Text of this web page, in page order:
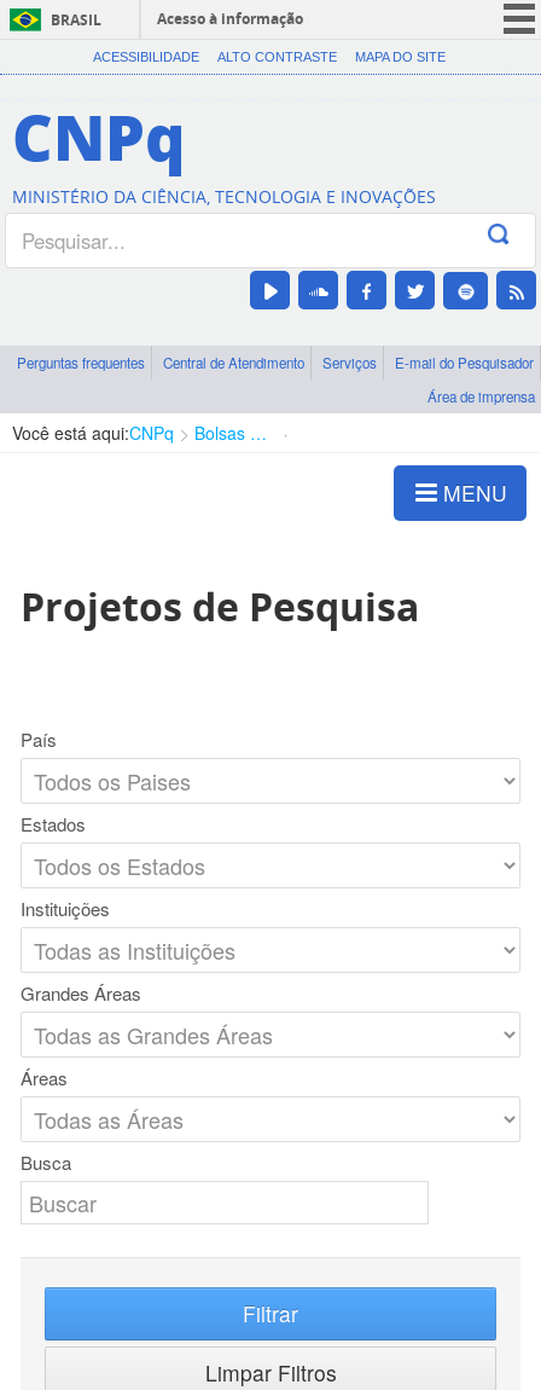
BRASIL
Acesso à informação
CORONAVÍRUS (COVID-19)
Canais
ACESSIBILIDADE ALTO CONTRASTE MAPA DO SITE
CNPq
MINISTÉRIO DA CIÊNCIA, TECNOLOGIA E INOVAÇÕES
Perguntas frequentes Central de Atendimento Serviços
E-mail do Pesquisador
Área de imprensa
Você está aqui:CNPq Bolsas e Auxílios Vigentes
MENU
Projetos de Pesquisa
País
Estados
Instituições
Grandes Áreas
Áreas
Busca
Filtrar
Limpar Filtros